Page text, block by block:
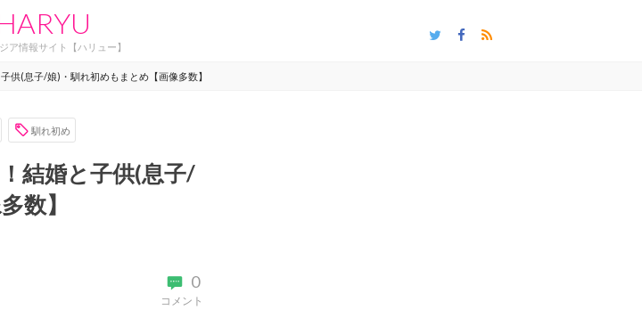
ア情報サイト【ハリュー】
供(息子/娘)・馴れ初めもまとめ【画像多数】
馴れ初め
結婚と子供(息子/
数】
0
コメント